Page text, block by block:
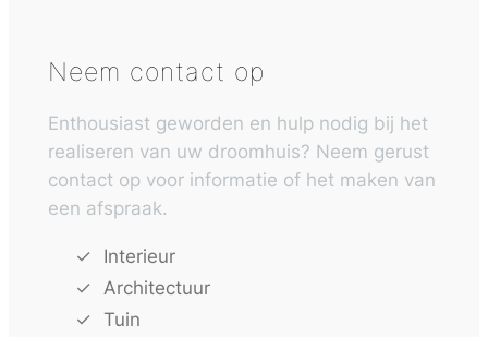
Neem contact op
Enthousiast geworden en hulp nodig bij het
realiseren van uw droomhuis? Neem gerust
contact op voor informatie of het maken van
een afspraak.
Interieur
Architectuur
Tuin